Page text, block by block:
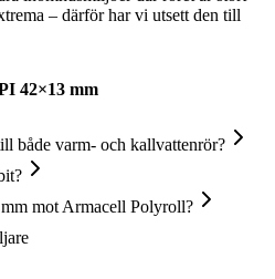
– därför har vi utsett den till
42×13 mm
både varm- och kallvattenrör?
mot Armacell Polyroll?